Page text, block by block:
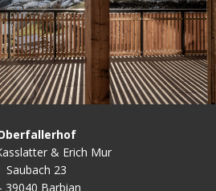
& Erich Mur
Saubach 23
39040 Barbian